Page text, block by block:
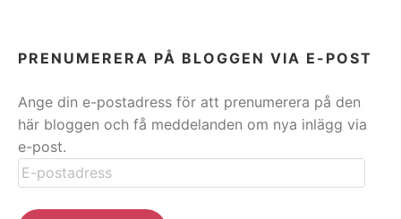
PRENUMERERA PÅ BLOGGEN VIA E-POST
Ange din e-postadress för att prenumerera på den
här bloggen och få meddelanden om nya inlägg via
e-post.
E-
postadress